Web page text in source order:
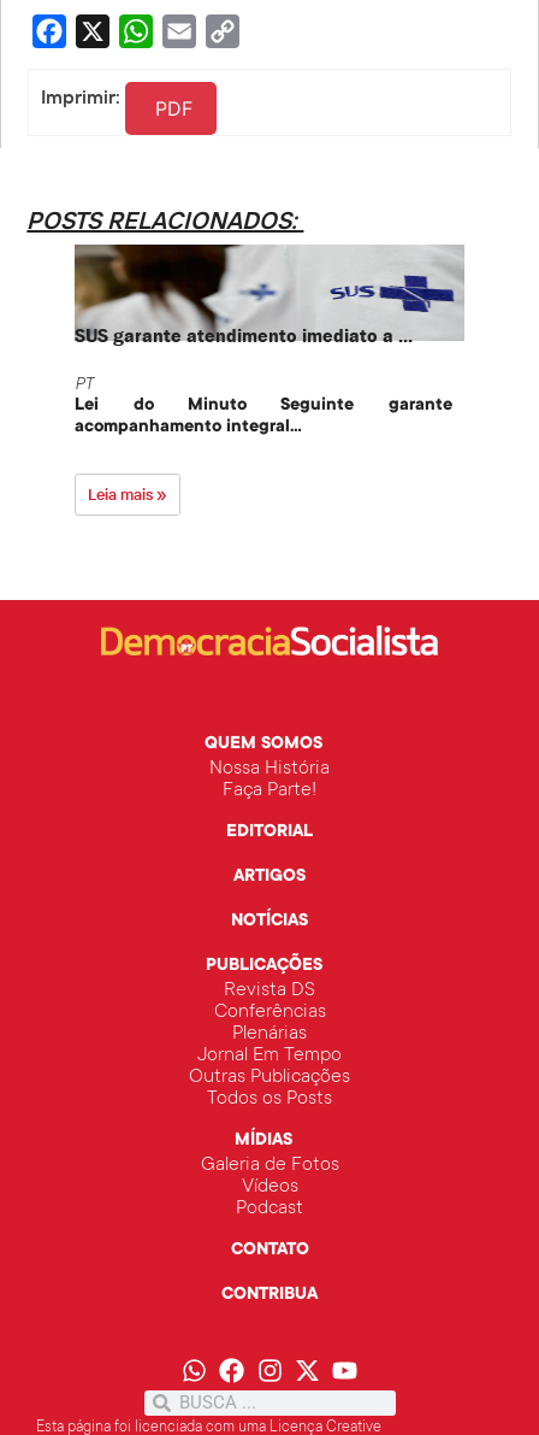
Facebook WhatsApp
Email
Imprimir: PDF
POSTS RELACIONADOS:
SUS garante atendimento imediato a ...
PT
Lei do Minuto Seguinte garante
acompanhamento integral...
Leia mais »
QUEM SOMOS
Nossa História
Faça Parte!
EDITORIAL
ARTIGOS
NOTÍCIAS
PUBLICAÇÕES
Revista DS
Conferências
Plenárias
Jornal Em Tempo
Outras Publicações
Todos os Posts
MÍDIAS
Galeria de Fotos
Vídeos
Podcast
CONTATO
CONTRIBUA
Esta página foi licenciada com uma Licença Creative